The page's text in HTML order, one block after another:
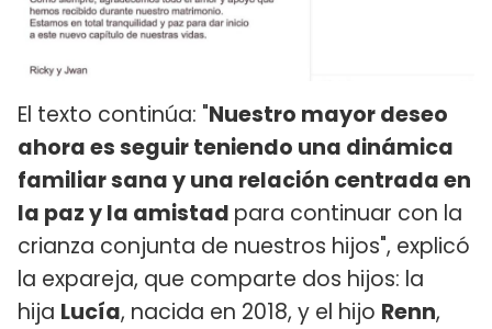
El texto continúa: "Nuestro mayor deseo
ahora es seguir teniendo una dinámica
familiar sana y una relación centrada en
la paz y la amistad para continuar con la
crianza conjunta de nuestros hijos", explicó
la expareja, que comparte dos hijos: la
hija Lucía, nacida en 2018, y el hijo Renn,